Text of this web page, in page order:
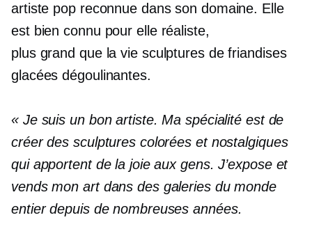
artiste pop reconnue dans son domaine. Elle
est bien connu pour elle réaliste,
plus grand que la viesculptures de friandises
glacées dégoulinantes.
« Je suis un bon artiste. Ma spécialité est de
créer des sculptures colorées et nostalgiques
qui apportent de la joie aux gens. J’expose et
vends mon art dans des galeries du monde
entier depuis de nombreuses années.